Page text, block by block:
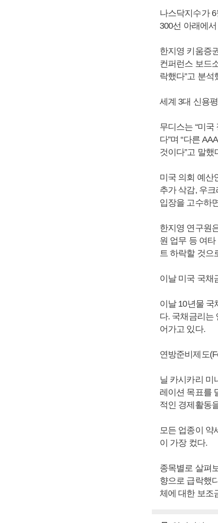
나스닥지수가
300선 아래에
한지영 키움증
컨퍼런스 보드
락했다”고 분
세계 3대 신용
무디스는 “미
다”며 “다른
것이다”고 말했
미국 의회 예산
추가 삭감, 우
입장을 고수하
한지영 연구원
원 업무 등 여
트 하락할 것으
이날 미국 국채
이날 10년물 국
다. 국채금리는
어가고 있다.
연방준비제도
닐 카시카리 미
레이션 목표를
적인 경제활동
모든 업종이 약
이 가장 컸다.
종목별로 살펴
향으로 급락했
체에 대한 보조